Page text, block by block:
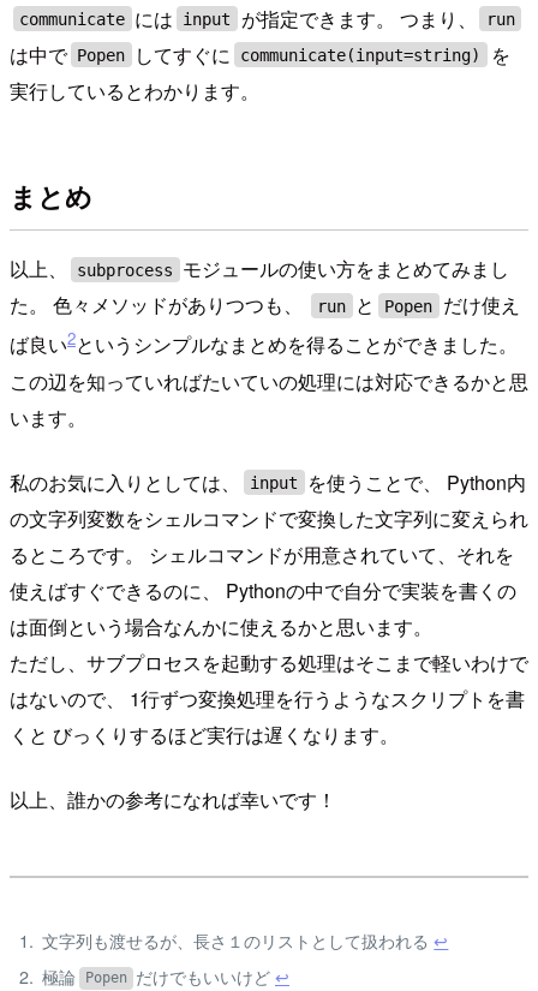
communicate には input が指定できます。 つまり、 run
は中で Popen してすぐに communicate(input=string)
を
実行しているとわかります。
まとめ
以上、 subprocess
モジュールの使い方をまとめてみまし
た。 色々メソッドがありつつも、
run と Popen
だけ使え
ば良い2というシンプルなまとめを得ることができました。
この辺を知っていればたいていの処理には対応できるかと思
います。
私のお気に入りとしては、 input
を使うことで、 Python内
の文字列変数をシェルコマンドで変換した文字列に変えられ
るところです。 シェルコマンドが用意されていて、それを
使えばすぐできるのに、 Pythonの中で自分で実装を書くの
は面倒という場合なんかに使えるかと思います。
ただし、サブプロセスを起動する処理はそこまで軽いわけで
はないので、 1行ずつ変換処理を行うようなスクリプトを書
くと びっくりするほど実行は遅くなります。
以上、誰かの参考になれば幸いです！
文字列も渡せるが、長さ１のリストとして扱われる↩
極論
Popen だけでもいいけど↩